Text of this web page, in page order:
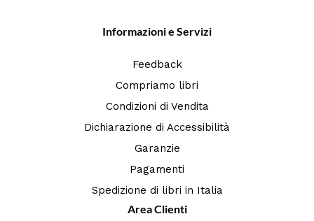
Informazioni e Servizi
Feedback
Compriamo libri
Condizioni di Vendita
Dichiarazione di Accessibilità
Garanzie
Pagamenti
Spedizione di libri in Italia
Area Clienti